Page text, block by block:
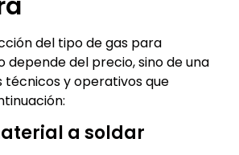
del tipo de gas para
depende del precio, sino de una
y operativos que
a soldar